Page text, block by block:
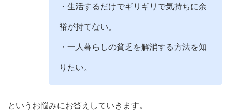
・生活するだけでギリギリで気持ちに余
裕が持てない。
・一人暮らしの貧乏を解消する方法を知
りたい。
というお悩みにお答えしていきます。